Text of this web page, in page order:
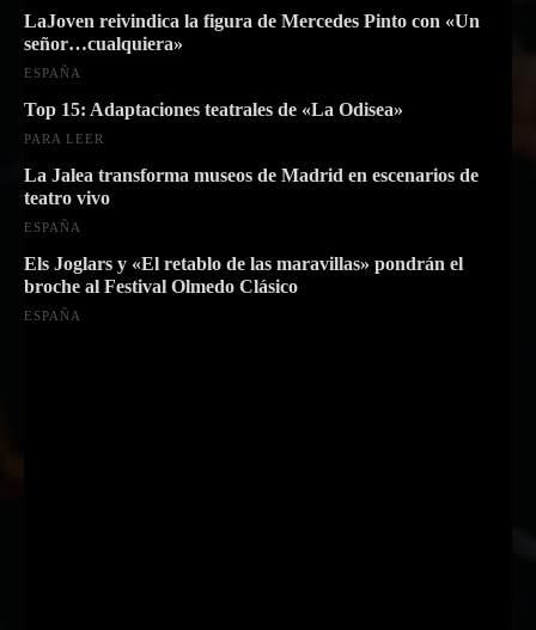
LaJoven reivindica la figura de Mercedes Pinto con «Un
señor…cualquiera»
ESPAÑA
Top 15: Adaptaciones teatrales de «La Odisea»
PARA LEER
La Jalea transforma museos de Madrid en escenarios de
teatro vivo
ESPAÑA
Els Joglars y «El retablo de las maravillas» pondrán el
broche al Festival Olmedo Clásico
ESPAÑA